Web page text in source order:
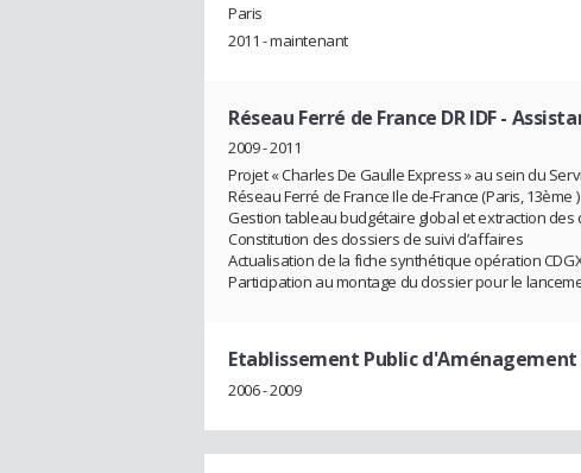
Paris
2011 - maintenant
Réseau Ferré de France DR IDF-
2009 - 2011
Projet « Charles De Gaulle Express » au sein du
Réseau Ferré de France Ile de-France (Paris, 13ème )
Gestion tableau budgétaire global et extraction des
Constitution des dossiers de suivi d’affaires
Actualisation de la fiche synthétique opération
Participation au montage du dossier pour le
Etablissement Public
2006 - 2009